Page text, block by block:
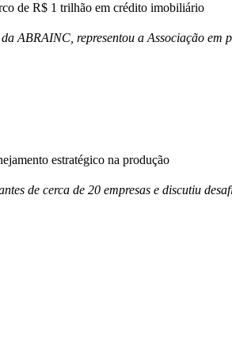
de R$ 1 trilhão em crédito imobiliário
ABRAINC, representou a Associação
estratégico na produção
de cerca de 20 empresas e discutiu